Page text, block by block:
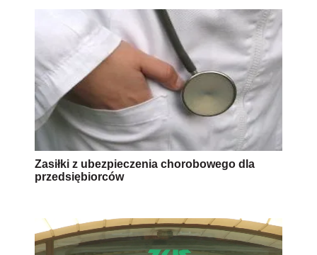
Zasiłki z ubezpieczenia chorobowego dla
przedsiębiorców